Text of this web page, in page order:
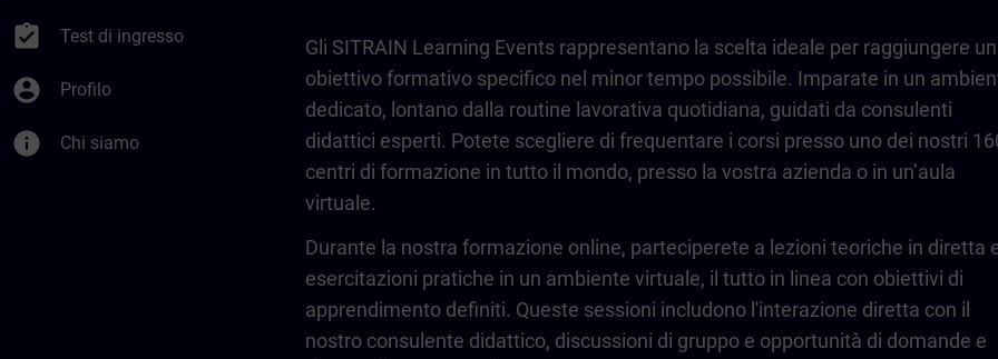
assignment_turned_in Test di ingresso
account_circle Profilo
info Chi siamo
Gli SITRAIN Learning Events rappresentano la scelta ideale per raggiungere un
obiettivo formativo specifico nel minor tempo possibile. Imparate in un
dedicato, lontano dalla routine lavorativa quotidiana, guidati da consulenti
didattici esperti. Potete scegliere di frequentare i corsi presso uno dei nostri
centri di formazione in tutto il mondo, presso la vostra azienda o in un’aula
virtuale.
Durante la nostra formazione online, parteciperete a lezioni teoriche in diretta
esercitazioni pratiche in un ambiente virtuale, il tutto in linea con obiettivi di
apprendimento definiti. Queste sessioni includono l'interazione diretta con il
nostro consulente didattico, discussioni di gruppo e opportunità di domande e